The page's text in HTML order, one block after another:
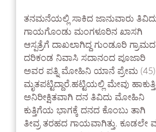
ತನಮನೆಯಲ್ಲಿ ಸಾಕಿದ ಜಾನುವಾರು
ಗಾಯಗೊಂಡು ಮಂಗಳೂರಿನ ಖಾಸಗಿ
ಆಸ್ಪತ್ರೆಗೆ ದಾಖಲಾಗಿದ್ದ ಗುಂಡೂರಿ ಗ್ರಾಮದ
ದರಿಕಂಡ ನಿವಾಸಿ ಸದಾನಂದ ಪೂಜಾರಿ
ಅವರ ಪತ್ನಿ ಮೋಹಿನಿ ಯಾನೆ ಪ್ರೇಮ (45)
ಮೃತಪಟ್ಟಿದ್ದಾರೆ.ಹಟ್ಟಿಯಲ್ಲಿ ಮೇವು
ಅನಿರೀಕ್ಷಿತವಾಗಿ ದನ ತಿವಿದು ಮೋಹಿನಿ
ಕುತ್ತಿಗೆಯ ಭಾಗಕ್ಕೆ ದನದ ಕೊಂಬು ತಾಗಿ
ತೀವ್ರ ತರಹದ ಗಾಯವಾಗಿತ್ತು. ಕೂಡಲೇ